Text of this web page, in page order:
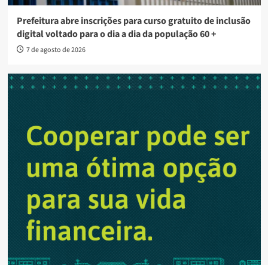
Prefeitura abre inscrições para curso gratuito de inclusão
digital voltado para o dia a dia da população 60 +
7 de agosto de 2026